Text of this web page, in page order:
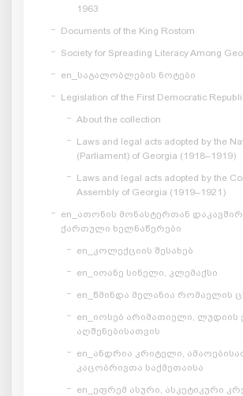
1963
Documents of the King Rostom
Society for Spreading Literacy Among
en_საგალობლების ნოტები
Legislation of the First Democratic
About the collection
Laws and legal acts adopted by the
(Parliament) of Georgia (1918–1919)
Laws and legal acts adopted by the
Assembly of Georgia (1919–1921)
en_ათონის მონასტერთან
ქართული ხელნაწერები
en_კოლექციის შესახებ
en_იოანე სინელი, კლემაქსი
en_წმინდა მელანია რომაელის
en_იოსებ არიმათიელი, ლუდიის
აღშენებისათვის
en_ანდრია კრიტელი,
კაცობრივთა საქმეთაისა
en_ეფრემ ასური, ასკეტიკური